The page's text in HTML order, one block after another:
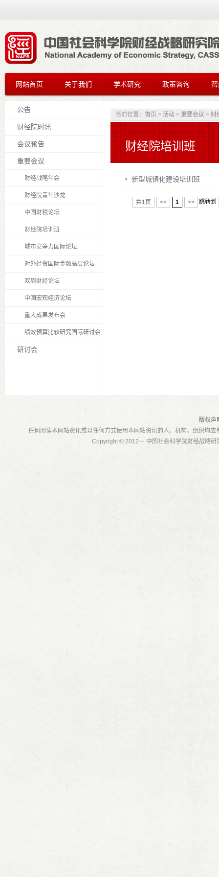
网站首页 关于我们 学术研究 政策咨询
公告
财经院时讯
会议预告
重要会议
财经战略年会
财经院青年沙龙
中国财税论坛
财经院培训班
城市竞争力国际论坛
对外经贸国际金融高层论坛
双周财经论坛
中国宏观经济论坛
重大成果发布会
绩效预算比较研究国际研讨会
研讨会
当前位置： 首页 > 活动 > 重要会议 > 财
财经院培训班
新型城镇化建设培训班
共1页 << 1 >> 跳转到
版权声
任何阅读本网站资讯或以任何方式使用本网站资讯的人、机构、组织均应
Copyright © 2012－ 中国社会科学院财经战略